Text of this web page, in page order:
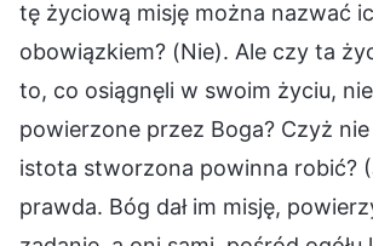
tę życiową misję można nazwać
obowiązkiem? (Nie). Ale czy ta
to, co osiągnęli w swoim życiu,
powierzone przez Boga? Czyż
istota stworzona powinna robić?
prawda. Bóg dał im misję,